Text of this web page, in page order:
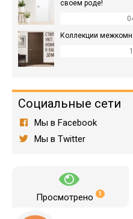
своем роде!
Коллекции
Социальные сети
Мы в Facebook
Мы в Twitter
Просмотрено 1